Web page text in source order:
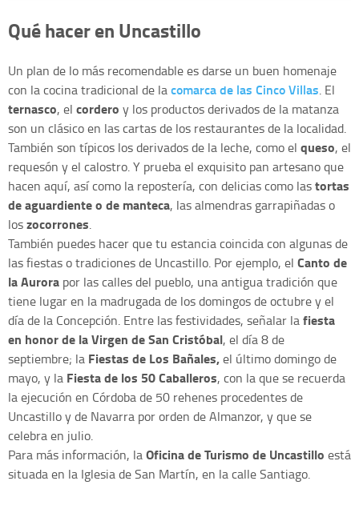
Qué hacer en Uncastillo
Un plan de lo más recomendable es darse un buen homenaje
con la cocina tradicional de lacomarca de las Cinco Villas. El
ternasco, el cordero y los productos derivados de la matanza
son un clásico en las cartas de los restaurantes de la localidad.
También son típicos los derivados de la leche, como el queso, el
requesón y el calostro. Y prueba el exquisito pan artesano que
hacen aquí, así como la repostería, con delicias como lastortas
de aguardiente o de manteca, las almendras garrapiñadas o
loszocorrones.
También puedes hacer que tu estancia coincida con algunas de
las fiestas o tradiciones de Uncastillo. Por ejemplo, el Canto de
la Aurora por las calles del pueblo, una antigua tradición que
tiene lugar en la madrugada de los domingos de octubre y el
día de la Concepción. Entre las festividades, señalar lafiesta
en honor de la Virgen de San Cristóbal, el día 8 de
septiembre; la Fiestas de Los Bañales,el último domingo de
mayo, y la Fiesta de los 50 Caballeros, con la que se recuerda
la ejecución en Córdoba de 50 rehenes procedentes de
Uncastillo y de Navarra por orden de Almanzor, y que se
celebra en julio.
Para más información, laOficina de Turismo de Uncastillo está
situada en la Iglesia de San Martín, en la calle Santiago.